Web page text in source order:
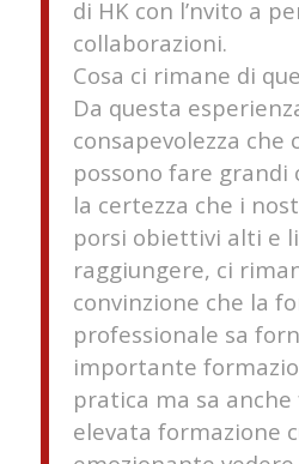
di HK con l’nvito a
collaborazioni.
Cosa ci rimane di
Da questa
consapevolezza che
possono fare grandi
la certezza che i
porsi obiettivi alti e
raggiungere, ci
convinzione che la
professionale sa
importante
pratica ma sa
elevata formazione